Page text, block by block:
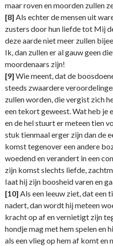
maar roven en moorden zullen
[8] Als echter de mensen uit
zusters door hun liefde tot Mij
deze aarde niet meer zullen
Ik, dan zullen er al gauw geen
moordenaars zijn!
[9] Wie meent, dat de
steeds zwaardere
zullen worden, die vergist zich
een tekort geweest. Wat heb je
en de hel stuurt er meteen tien
stuk tienmaal erger zijn dan de
komst tegenover een andere
woedend en verandert in een
zijn komst slechts liefde,
Iaat hij zijn boosheid varen en
[10] Als een leeuw ziet, dat een
nadert, dan wordt hij meteen
kracht op af en vernietigt zijn
hondje mag met hem spelen en
als een vlieg op hem af komt